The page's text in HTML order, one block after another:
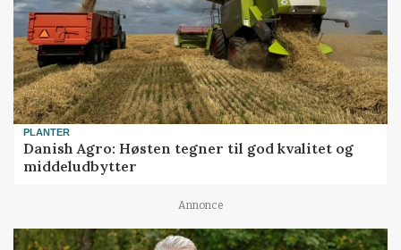
PLANTER
Danish Agro: Høsten tegner til god kvalitet og
middeludbytter
Annonce